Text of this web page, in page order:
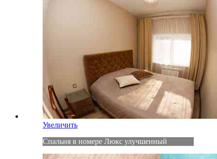
Увеличить
Спальня в номере Люкс улучшенный